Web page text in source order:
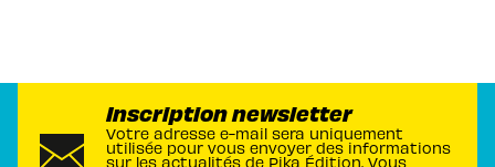
Inscription newsletter
Votre adresse e-mail sera uniquement
utilisée pour vous envoyer des informations
sur les actualités de Pika Édition. Vous